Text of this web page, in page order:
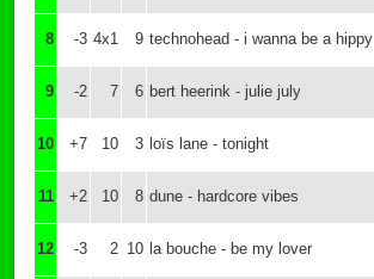
8 -3 4x1 9 technohead - i wanna be a hippy
9 -2 7 6 bert heerink - julie july
10 +7 10 3 loïs lane - tonight
11 +2 10 8 dune - hardcore vibes
12 -3 2 10 la bouche - be my lover